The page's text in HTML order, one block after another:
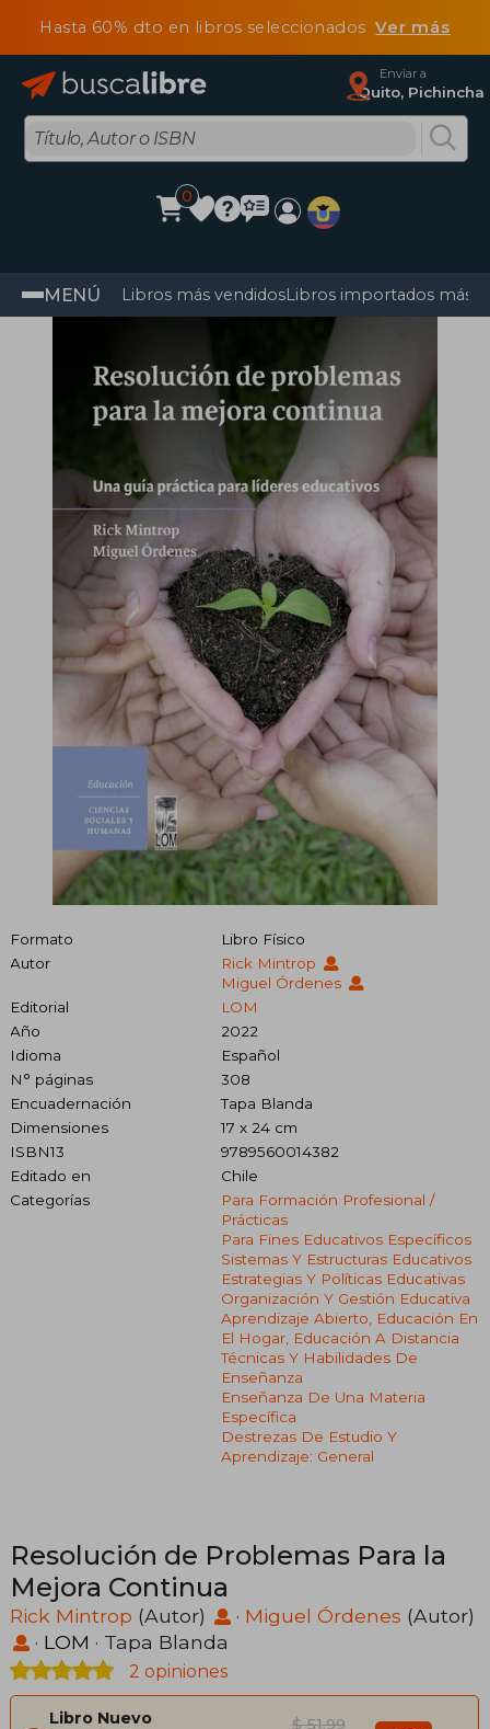
Hasta 60% dto en libros seleccionadosVer más
Enviar a
Quito, Pichincha
0
MENÚ Libros más vendidosLibros importados más
Formato
Libro Físico
Autor
Rick Mintrop
Miguel Órdenes
Editorial
LOM
Año
2022
Idioma
Español
N° páginas
308
Encuadernación
Tapa Blanda
Dimensiones
17 x 24 cm
ISBN13
9789560014382
Editado en
Chile
Categorías
Para Formación Profesional /
Prácticas
Para Fines Educativos Específicos
Sistemas Y Estructuras Educativos
Estrategias Y Políticas Educativas
Organización Y Gestión Educativa
Aprendizaje Abierto, Educación En
El Hogar, Educación A Distancia
Técnicas Y Habilidades De
Enseñanza
Enseñanza De Una Materia
Específica
Destrezas De Estudio Y
Aprendizaje: General
Resolución de Problemas Para la
Mejora Continua
Rick Mintrop (Autor) · Miguel Órdenes (Autor)
· LOM · Tapa Blanda
2 opiniones
Libro Nuevo
$ 51.99